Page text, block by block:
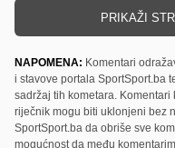
PRIKAŽI
NAPOMENA: Komentari
i stavove portala SportSport.ba
sadržaj tih kometara.
riječnik mogu biti uklonjeni bez
SportSport.ba da obriše sve
mogućnost da među